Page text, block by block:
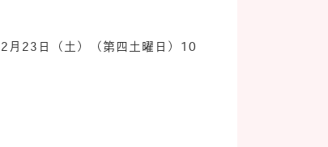
月23日（土）（第四土曜日）10